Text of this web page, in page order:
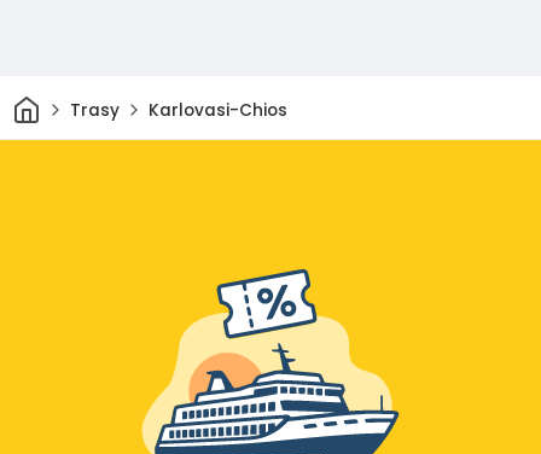
Domov
Trasy Karlovasi-Chios